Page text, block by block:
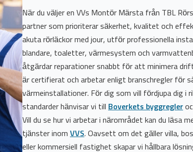
När du väljer en VVs Montör Märsta från TBL
partner som prioriterar säkerhet, kvalitet och
akuta rörläckor med jour, utför professionella
blandare, toaletter, värmesystem och
åtgärdar reparationer snabbt för att minimera
är certifierat och arbetar enligt branschregler för
värmeinstallationer. För dig som vill fördjupa dig i
standarder hänvisar vi till
Boverkets byggregler
Vill du se hur vi arbetar i närområdet kan du läsa
tjänster inom VVS. Oavsett om det gäller villa,
eller kommersiell fastighet skapar vi hållbara